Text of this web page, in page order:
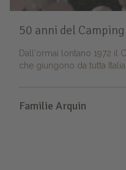
50 anni del
Dall'ormai lontano 1972 il
che giungono da tutta
Familie Arquin